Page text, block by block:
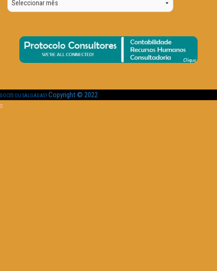
Data
DOCES OU SALGADAS? Copyright © 2022